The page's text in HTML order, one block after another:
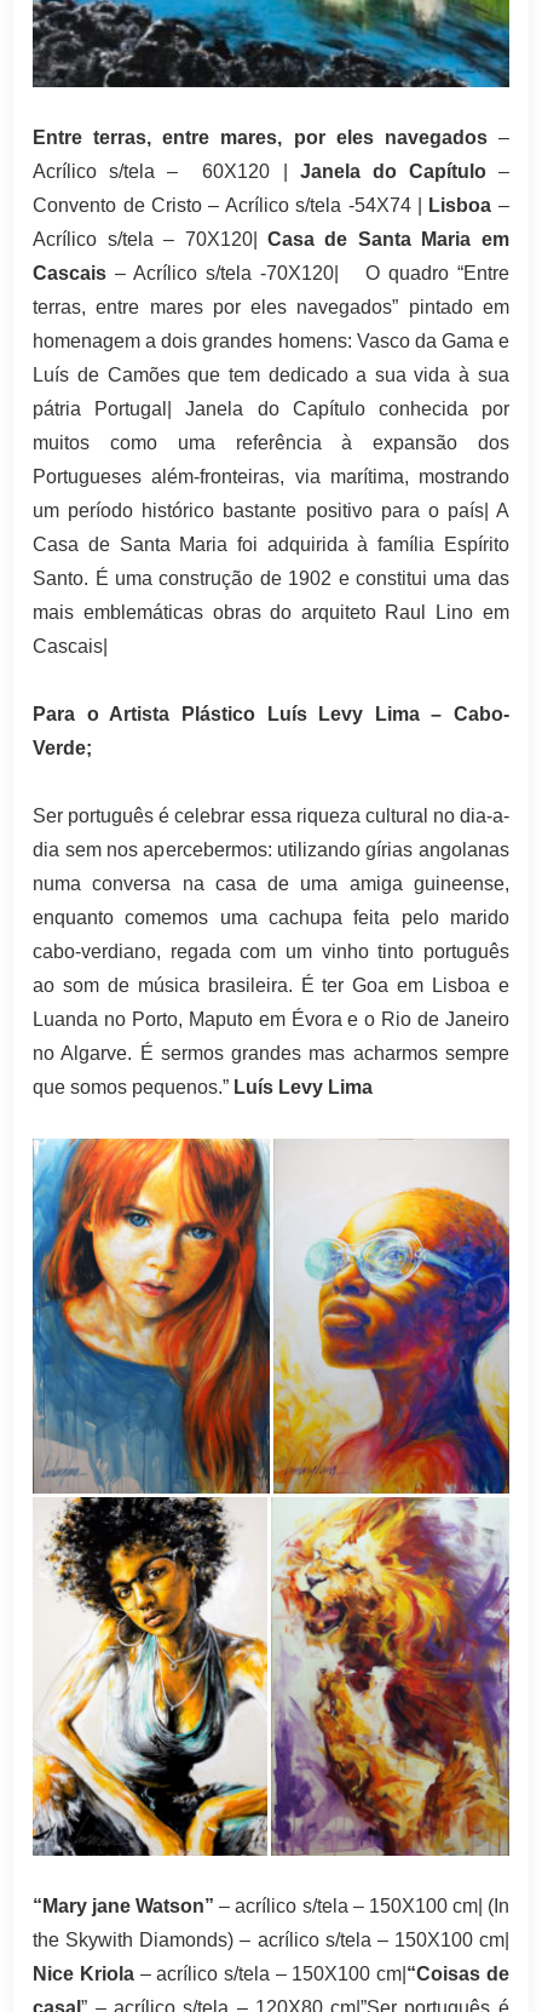
Entre terras, entre mares, por eles navegados–
Acrílico s/tela – 60X120 | Janela do Capítulo–
Convento de Cristo – Acrílico s/tela -54X74 |
Lisboa –
Acrílico s/tela – 70X120| Casa de Santa Maria em
Cascais – Acrílico s/tela -70X120| O quadro “Entre
terras, entre mares por eles navegados” pintado em
homenagem a dois grandes homens: Vasco da Gama e
Luís de Camões que tem dedicado a sua vida à sua
pátria Portugal| Janela do Capítulo conhecida por
muitos como uma referência à expansão dos
Portugueses além-fronteiras, via marítima, mostrando
um período histórico bastante positivo para o país| A
Casa de Santa Maria foi adquirida à família Espírito
Santo. É uma construção de 1902 e constitui uma das
mais emblemáticas obras do arquiteto Raul Lino em
Cascais|
Para o Artista Plástico Luís Levy Lima – Cabo-
Verde;
Ser português é celebrar essa riqueza cultural no dia-a-
dia sem nos apercebermos: utilizando gírias angolanas
numa conversa na casa de uma amiga guineense,
enquanto comemos uma cachupa feita pelo marido
cabo-verdiano, regada com um vinho tinto português
ao som de música brasileira. É ter Goa em Lisboa e
Luanda no Porto, Maputo em Évora e o Rio de Janeiro
no Algarve. É sermos grandes mas acharmos sempre
que somos pequenos.” Luís Levy Lima
“Mary jane Watson” – acrílico s/tela – 150X100 cm| (In
the Skywith Diamonds) – acrílico s/tela – 150X100 cm|
Nice Kriola– acrílico s/tela – 150X100 cm| “Coisas de
casal” – acrílico s/tela – 120X80 cm|”Ser português é